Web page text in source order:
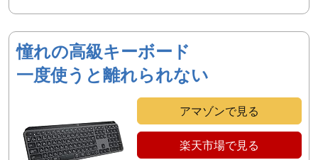
憧れの高級キーボード
一度使うと離れられない
アマゾンで見る
楽天市場で見る